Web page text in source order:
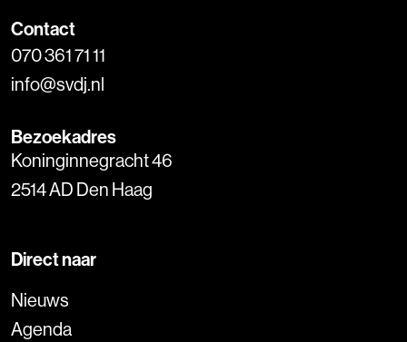
Contact
070 361 71 11
info@svdj.nl
Bezoekadres
Koninginnegracht 46
2514 AD Den Haag
Direct naar
Nieuws
Agenda